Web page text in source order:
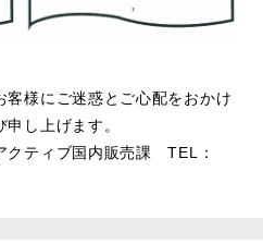
客様にご迷惑とご心配をおかけ
し上げます。
クティブ国内販売課 TEL：